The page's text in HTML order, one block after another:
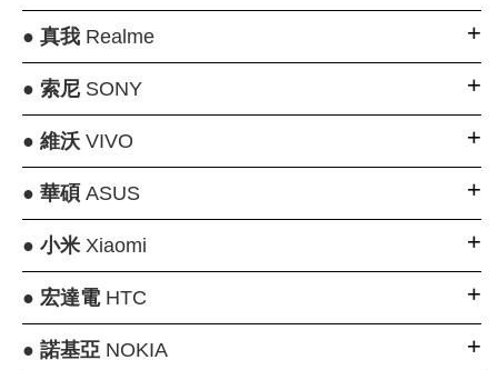
● 真我Realme
● 索尼SONY
● 維沃VIVO
● 華碩 ASUS
● 小米Xiaomi
● 宏達電HTC
● 諾基亞NOKIA